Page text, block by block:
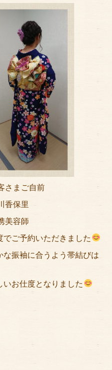
ご自前
里
美容師
でご予約いただきました
振袖に合うよう帯結びは
お仕度となりました